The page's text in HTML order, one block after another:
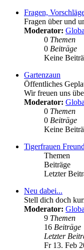
Fragen,
Fragen über und
Moderator:
0 Themen
0 Beiträge
Keine
Gartenzaun
Öffentliches
Wir freuen uns
Moderator:
0 Themen
0 Beiträge
Keine
Tigerfrauen
Themen
Beiträge
Letzter
Neu dabei...
Stell dich doch
Moderator:
9 Themen
16 Beiträge
Letzter
Fr 13. Feb